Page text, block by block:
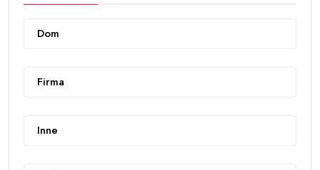
Dom
Firma
Inne